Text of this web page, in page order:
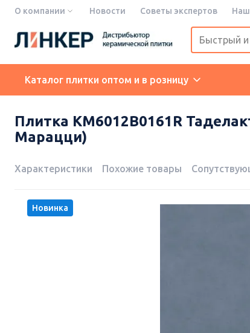
О компании Новости Советы экспертов
Каталог плитки оптом и в розницу
Плитка KM6012B0161R
Марацци)
Характеристики Похожие товары
Новинка